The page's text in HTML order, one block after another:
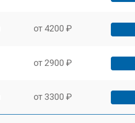
от 4200 ₽
от 2900 ₽
от 3300 ₽